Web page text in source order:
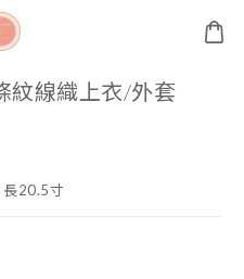
紋線織上衣/外套
長20.5寸